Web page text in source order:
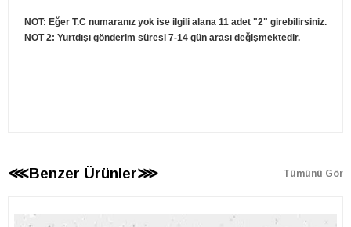
NOT: Eğer T.C numaranız yok ise ilgili alana 11 adet "2" girebilirsiniz.
NOT 2: Yurtdışı gönderim süresi 7-14 gün arası değişmektedir.
⋘Benzer Ürünler⋙ Tümünü Gör